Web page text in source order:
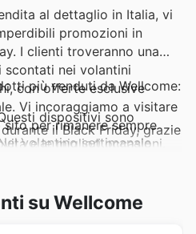
al dettaglio in Italia, vi
promozioni in
I clienti troveranno una
nei volantini
con offerte esclusive
Vi incoraggiamo a visitare
per rimanere sempre
e le migliori occasioni.
più venduti da Wellcome:
dispositivi sono
il Black Friday, grazie
volantino settimanale
imbattibili, perfetti
Per un'esperienza di
senza precedenti, i
su Wellcome